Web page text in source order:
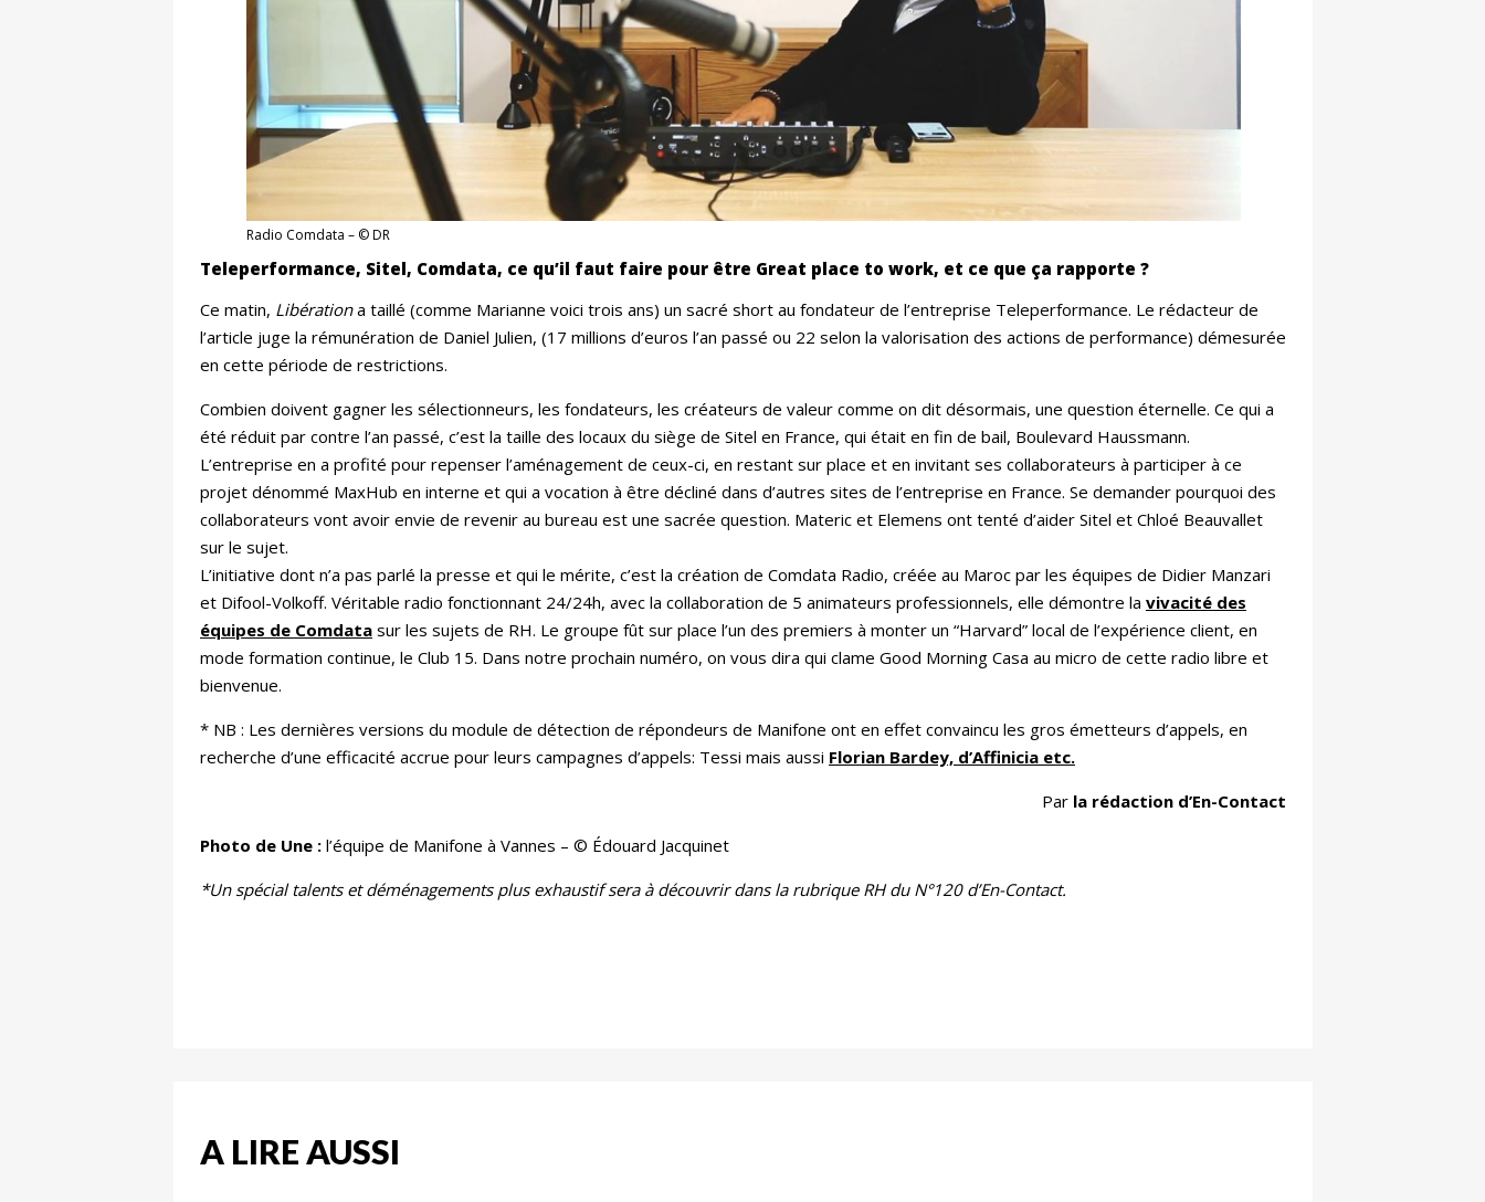
Radio Comdata – © DR
Teleperformance, Sitel, Comdata, ce qu’il faut faire pour être Great place to work, et ce que ça rapporte ?
Ce matin, Libérationa taillé (comme Marianne voici trois ans) un sacré short au fondateur de l’entreprise Teleperformance. Le rédacteur de
l’article juge la rémunération de Daniel Julien, (17 millions d’euros l’an passé ou 22 selon la valorisation des actions de performance) démesurée
en cette période de restrictions.
Combien doivent gagner les sélectionneurs, les fondateurs, les créateurs de valeur comme on dit désormais, une question éternelle. Ce qui a
été réduit par contre l’an passé, c’est la taille des locaux du siège de Sitel en France, qui était en fin de bail, Boulevard Haussmann.
L’entreprise en a profité pour repenser l’aménagement de ceux-ci, en restant sur place et en invitant ses collaborateurs à participer à ce
projet dénommé MaxHub en interne et qui a vocation à être décliné dans d’autres sites de l’entreprise en France. Se demander pourquoi des
collaborateurs vont avoir envie de revenir au bureau est une sacrée question. Materic et Elemens ont tenté d’aider Sitel et Chloé Beauvallet
sur le sujet.
L’initiative dont n’a pas parlé la presse et qui le mérite, c’est la création de Comdata Radio, créée au Maroc par les équipes de Didier Manzari
et Difool-Volkoff. Véritable radio fonctionnant 24/24h, avec la collaboration de 5 animateurs professionnels, elle démontre la vivacité des
équipes de Comdata sur les sujets de RH. Le groupe fût sur place l’un des premiers à monter un “Harvard” local de l’expérience client, en
mode formation continue, le Club 15. Dans notre prochain numéro, on vous dira qui clame Good Morning Casa au micro de cette radio libre et
bienvenue.
* NB : Les dernières versions du module de détection de répondeurs de Manifone ont en effet convaincu les gros émetteurs d’appels, en
recherche d’une efficacité accrue pour leurs campagnes d’appels: Tessi mais aussi Florian Bardey, d’Affinicia etc.
Par la rédaction d’En-Contact
Photo de Une : l’équipe de Manifone à Vannes – © Édouard Jacquinet
*Un spécial talents et déménagements plus exhaustif sera à découvrir dans la rubrique RH du N°120 d’En-Contact.
A LIRE AUSSI